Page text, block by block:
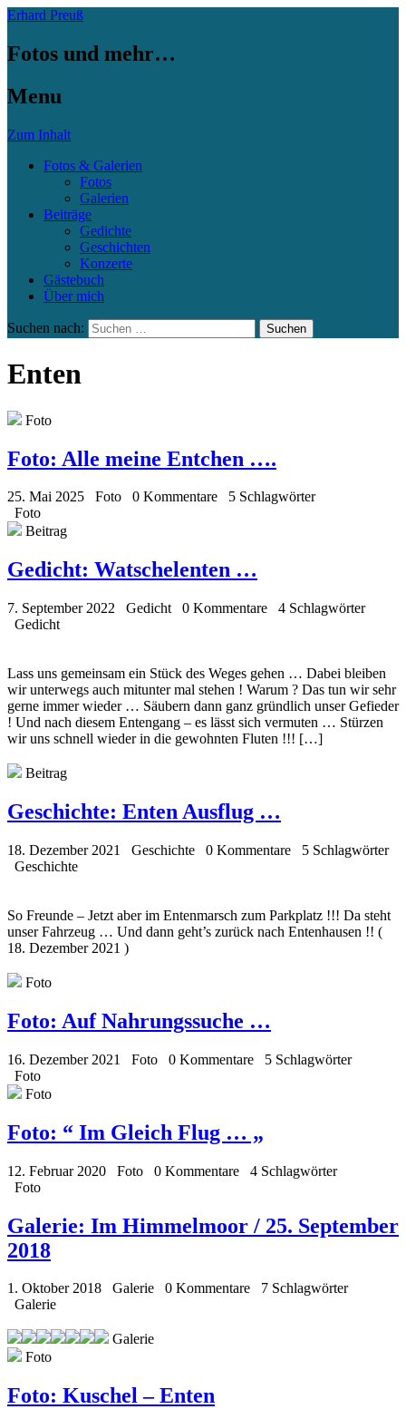
Erhard Preuß
Fotos und mehr…
Menu
Zum Inhalt
Fotos & Galerien
Fotos
Galerien
Beiträge
Gedichte
Geschichten
Konzerte
Gästebuch
Über mich
Suchen nach:
Enten
Foto
Foto: Alle meine Entchen ….
25. Mai 2025 Foto 0 Kommentare 5 Schlagwörter
Foto
Beitrag
Gedicht: Watschelenten …
7. September 2022 Gedicht 0 Kommentare 4 Schlagwörter
Gedicht
Lass uns gemeinsam ein Stück des Weges gehen … Dabei bleiben
wir unterwegs auch mitunter mal stehen ! Warum ? Das tun wir sehr
gerne immer wieder … Säubern dann ganz gründlich unser Gefieder
! Und nach diesem Entengang – es lässt sich vermuten … Stürzen
wir uns schnell wieder in die gewohnten Fluten !!! […]
Beitrag
Geschichte: Enten Ausflug …
18. Dezember 2021 Geschichte 0 Kommentare 5 Schlagwörter
Geschichte
So Freunde – Jetzt aber im Entenmarsch zum Parkplatz !!! Da steht
unser Fahrzeug … Und dann geht’s zurück nach Entenhausen !! (
18. Dezember 2021 )
Foto
Foto: Auf Nahrungssuche …
16. Dezember 2021 Foto 0 Kommentare 5 Schlagwörter
Foto
Foto
Foto: “ Im Gleich Flug … „
12. Februar 2020 Foto 0 Kommentare 4 Schlagwörter
Foto
Galerie: Im Himmelmoor / 25. September
2018
1. Oktober 2018 Galerie 0 Kommentare 7 Schlagwörter
Galerie
Galerie
Foto
Foto: Kuschel – Enten